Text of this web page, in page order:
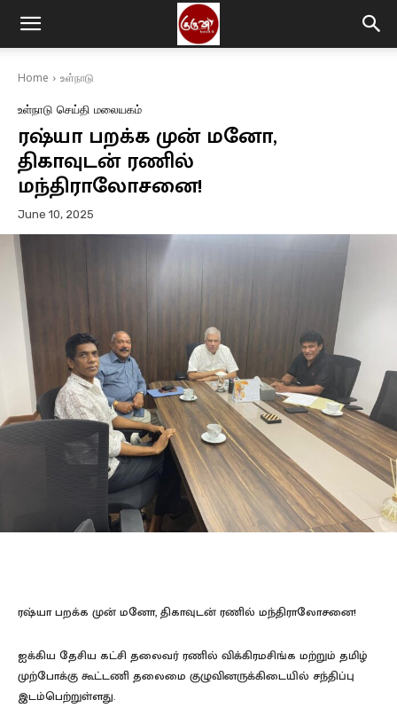
Home உள்நாடு
உள்நாடு செய்தி மலையகம்
ரஷ்யா பறக்க முன் மனோ,
திகாவுடன் ரணில்
மந்திராலோசனை!
June 10, 2025
ரஷ்யா பறக்க முன் மனோ, திகாவுடன் ரணில் மந்திராலோசனை!
ஐக்கிய தேசிய கட்சி தலைவர் ரணில் விக்கிரமசிங்க மற்றும் தமிழ்
முற்போக்கு கூட்டணி தலைமை குழுவினருக்கிடையில் சந்திப்பு
இடம்பெற்றுள்ளது.